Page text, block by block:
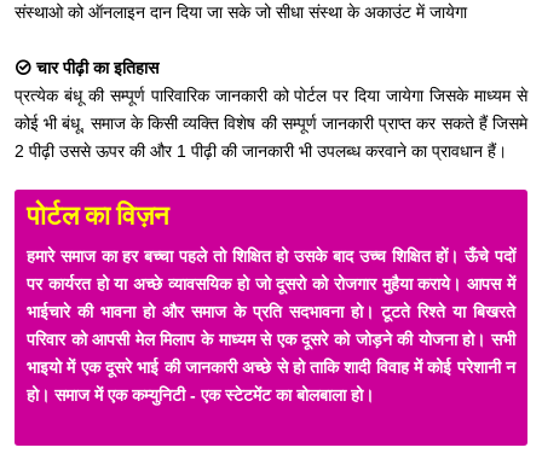
संस्थाओ को ऑनलाइन दान दिया जा सके जो सीधा संस्था के अकाउंट में जायेगा
चार पीढ़ी का इतिहास
प्रत्येक बंधू की सम्पूर्ण पारिवारिक जानकारी को पोर्टल पर दिया जायेगा जिसके माध्यम से
कोई भी बंधू, समाज के किसी व्यक्ति विशेष की सम्पूर्ण जानकारी प्राप्त कर सकते हैं जिसमे
2 पीढ़ी उससे ऊपर की और 1 पीढ़ी की जानकारी भी उपलब्ध करवाने का प्रावधान हैं।
पोर्टल का विज़न
हमारे समाज का हर बच्चा पहले तो शिक्षित हो उसके बाद उच्च शिक्षित हों। ऊँचे पदों
पर कार्यरत हो या अच्छे व्यावसयिक हो जो दूसरो को रोजगार मुहैया कराये। आपस में
भाईचारे की भावना हो और समाज के प्रति सदभावना हो। टूटते रिश्ते या बिखरते
परिवार को आपसी मेल मिलाप के माध्यम से एक दूसरे को जोड़ने की योजना हो। सभी
भाइयो में एक दूसरे भाई की जानकारी अच्छे से हो ताकि शादी विवाह में कोई परेशानी न
हो। समाज में एक कम्युनिटी - एक स्टेटमेंट का बोलबाला हो।